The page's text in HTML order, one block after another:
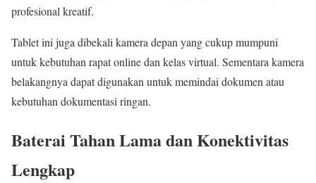
profesional kreatif.
Tablet ini juga dibekali kamera depan yang cukup mumpuni
untuk kebutuhan rapat online dan kelas virtual. Sementara kamera
belakangnya dapat digunakan untuk memindai dokumen atau
kebutuhan dokumentasi ringan.
Baterai Tahan Lama dan Konektivitas
Lengkap